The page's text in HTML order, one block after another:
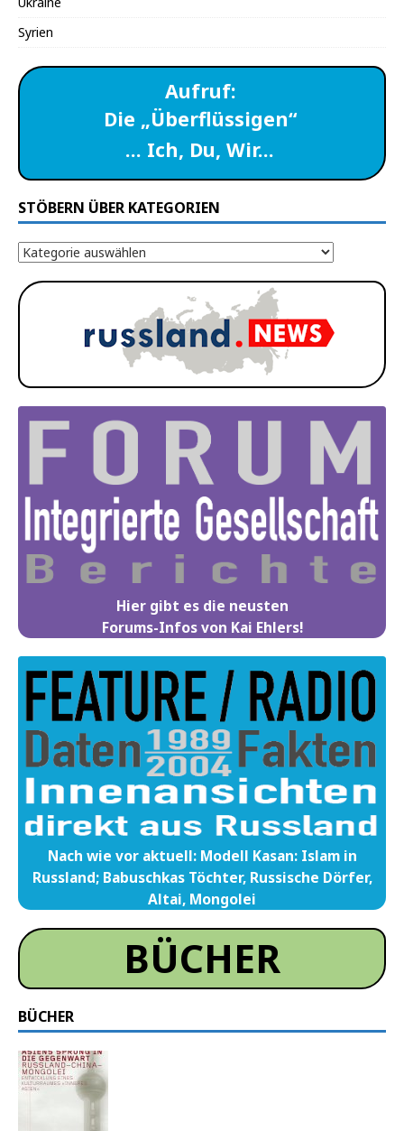
Syrien
Aufruf:
Die „Überflüssigen“
… Ich, Du, Wir…
STÖBERN ÜBER KATEGORIEN
Hier gibt es die neusten
Forums-Infos von Kai Ehlers!
Nach wie vor aktuell: Modell Kasan: Islam in
Russland; Babuschkas Töchter, Russische Dörfer,
Altai, Mongolei
BÜCHER
BÜCHER